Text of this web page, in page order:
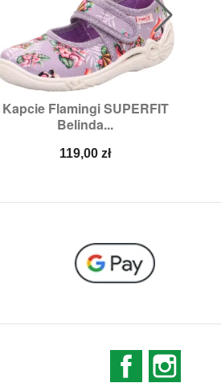
Kapcie Flamingi SUPERFIT
Belinda...
Cena
119,00 zł
Szybki podgląd
Rozmiary:28
Facebook